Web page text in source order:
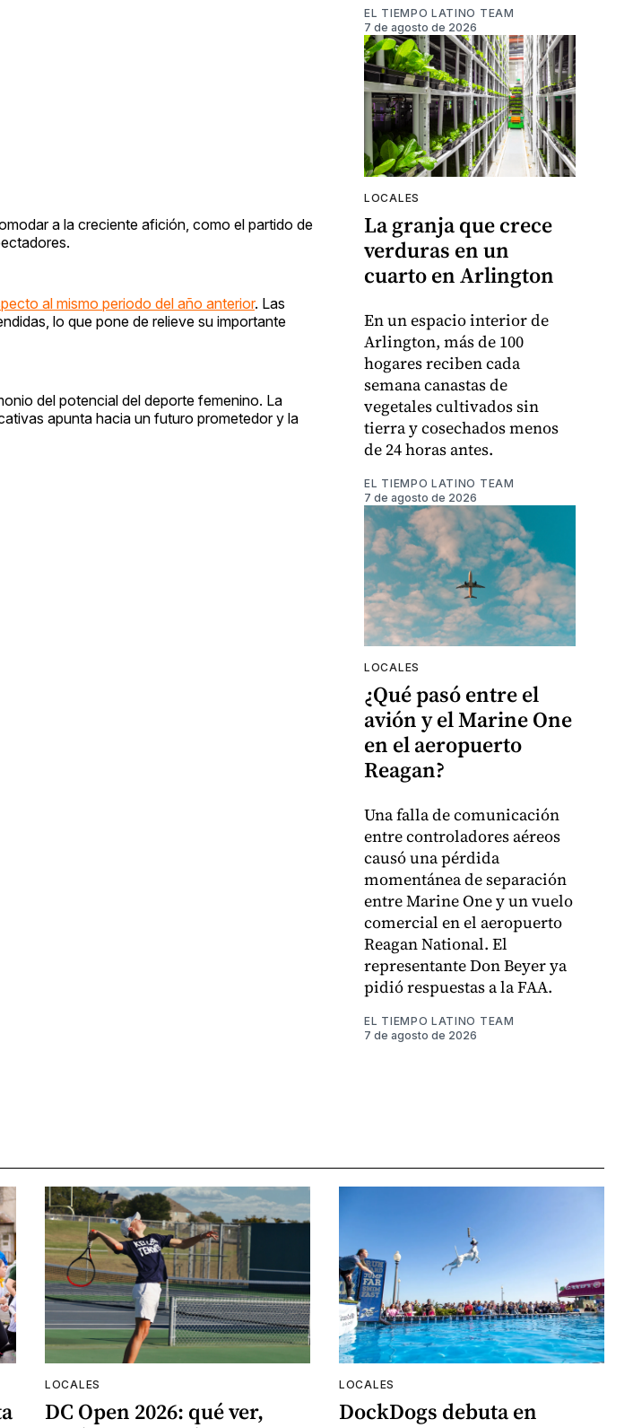
a la creciente afición, como el partido de
al mismo periodo del año anterior. Las
lo que pone de relieve su importante
del potencial del deporte femenino. La
apunta hacia un futuro prometedor y la
EL TIEMPO LATINO TEAM
7 de agosto de 2026
LOCALES
La granja que crece
verduras en un
cuarto en Arlington
En un espacio interior de
Arlington, más de 100
hogares reciben cada
semana canastas de
vegetales cultivados sin
tierra y cosechados menos
de 24 horas antes.
EL TIEMPO LATINO TEAM
7 de agosto de 2026
LOCALES
¿Qué pasó entre el
avión y el Marine One
en el aeropuerto
Reagan?
Una falla de comunicación
entre controladores aéreos
causó una pérdida
momentánea de separación
entre Marine One y un vuelo
comercial en el aeropuerto
Reagan National. El
representante Don Beyer ya
pidió respuestas a la FAA.
EL TIEMPO LATINO TEAM
7 de agosto de 2026
LOCALES
DC Open 2026: qué ver,
LOCALES
DockDogs debuta en